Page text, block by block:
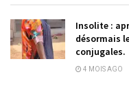
Insolite :
désormais
conjugales.
4 MOIS AGO